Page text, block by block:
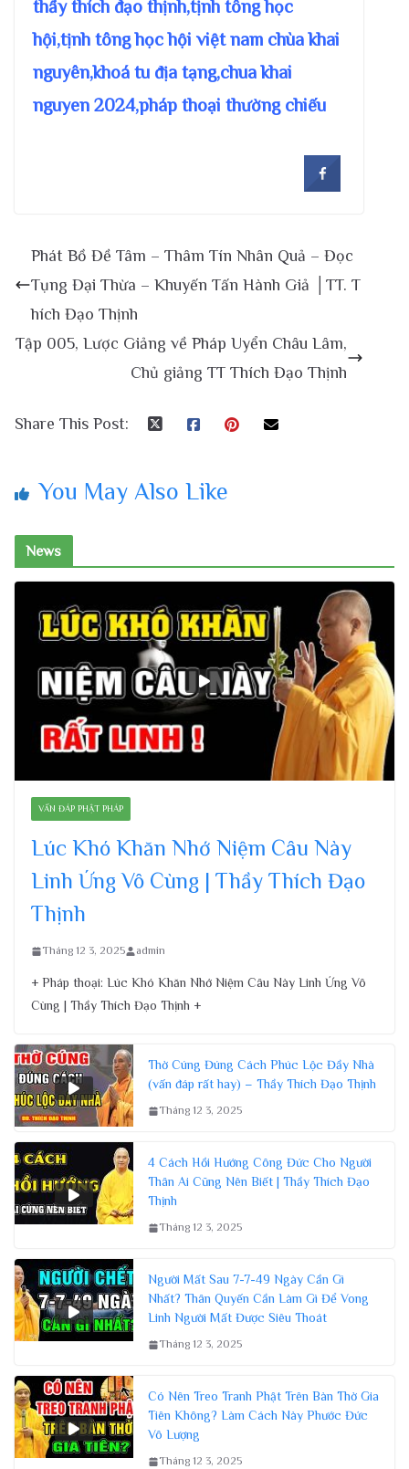
thầy thích đạo thịnh,tịnh tông học
hội,tịnh tông học hội việt nam chùa khai
nguyên,khoá tu địa tạng,chua khai
nguyen 2024,pháp thoại thường chiếu
Phát Bồ Đề Tâm – Thâm Tín Nhân Quả – Đọc
Tụng Đại Thừa – Khuyến Tấn Hành Giả │TT. T
hích Đạo Thịnh
Tập 005, Lược Giảng về Pháp Uyển Châu Lâm,
Chủ giảng TT Thích Đạo Thịnh
Share This Post:
You May Also Like
News
VẤN ĐÁP PHẬT PHÁP
Lúc Khó Khăn Nhớ Niệm Câu Này
Linh Ứng Vô Cùng | Thầy Thích Đạo
Thịnh
Tháng 12 3, 2025 admin
+ Pháp thoại: Lúc Khó Khăn Nhớ Niệm Câu Này Linh Ứng Vô
Cùng | Thầy Thích Đạo Thịnh +
Thờ Cúng Đúng Cách Phúc Lộc Đầy Nhà
(vấn đáp rất hay) – Thầy Thích Đạo Thịnh
Tháng 12 3, 2025
4 Cách Hồi Hướng Công Đức Cho Người
Thân Ai Cũng Nên Biết | Thầy Thích Đạo
Thịnh
Tháng 12 3, 2025
Người Mất Sau 7-7-49 Ngày Cần Gì
Nhất? Thân Quyến Cần Làm Gì Để Vong
Linh Người Mất Được Siêu Thoát
Tháng 12 3, 2025
Có Nên Treo Tranh Phật Trên Bàn Thờ Gia
Tiên Không? Làm Cách Này Phước Đức
Vô Lượng
Tháng 12 3, 2025